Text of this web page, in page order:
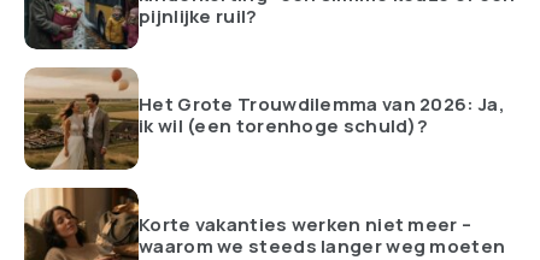
pijnlijke ruil?
Het Grote Trouwdilemma van 2026: Ja,
ik wil (een torenhoge schuld)?
Korte vakanties werken niet meer –
waarom we steeds langer weg moeten